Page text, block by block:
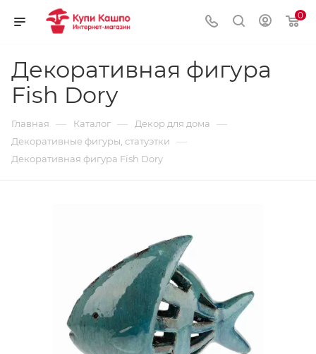
0
Декоративная фигура
Fish Dory
Главная — Каталог — Декор для дома —
Декоративные фигуры, статуэтки —
Декоративная фигура Fish Dory